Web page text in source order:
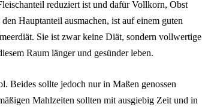
reduziert ist und dafür Vollkorn, Obst
Hauptanteil ausmachen, ist auf einem guten
Sie ist zwar keine Diät, sondern vollwertige
Raum länger und gesünder leben.
Beides sollte jedoch nur in Maßen genossen
Mahlzeiten sollten mit ausgiebig Zeit und in